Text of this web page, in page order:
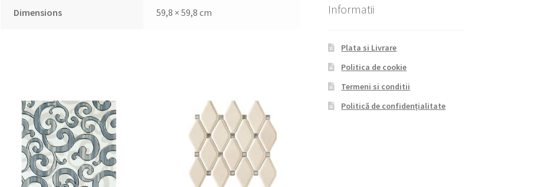
Dimensions 59,8 × 59,8 cm Informatii
Plata si Livrare
Politica de cookie
Termeni si conditii
Politică de confidențialitate